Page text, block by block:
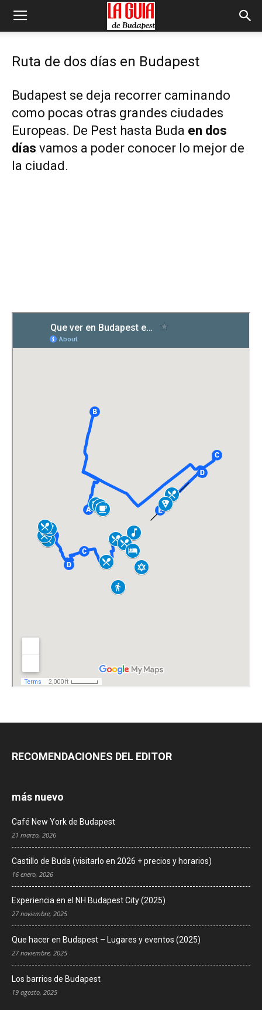
Ruta de dos días en Budapest
Budapest se deja recorrer caminando
como pocas otras grandes ciudades
Europeas. De Pest hasta Buda en dos
días vamos a poder conocer lo mejor de
la ciudad.
RECOMENDACIONES DEL EDITOR
más nuevo
Café New York de Budapest
21 marzo, 2026
Castillo de Buda (visitarlo en 2026 + precios y horarios)
16 enero, 2026
Experiencia en el NH Budapest City (2025)
27 noviembre, 2025
Que hacer en Budapest – Lugares y eventos (2025)
27 noviembre, 2025
Los barrios de Budapest
19 agosto, 2025